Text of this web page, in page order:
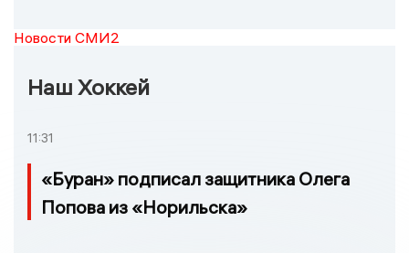
Новости СМИ2
Наш Хоккей
11:31
«Буран» подписал защитника Олега
Попова из «Норильска»